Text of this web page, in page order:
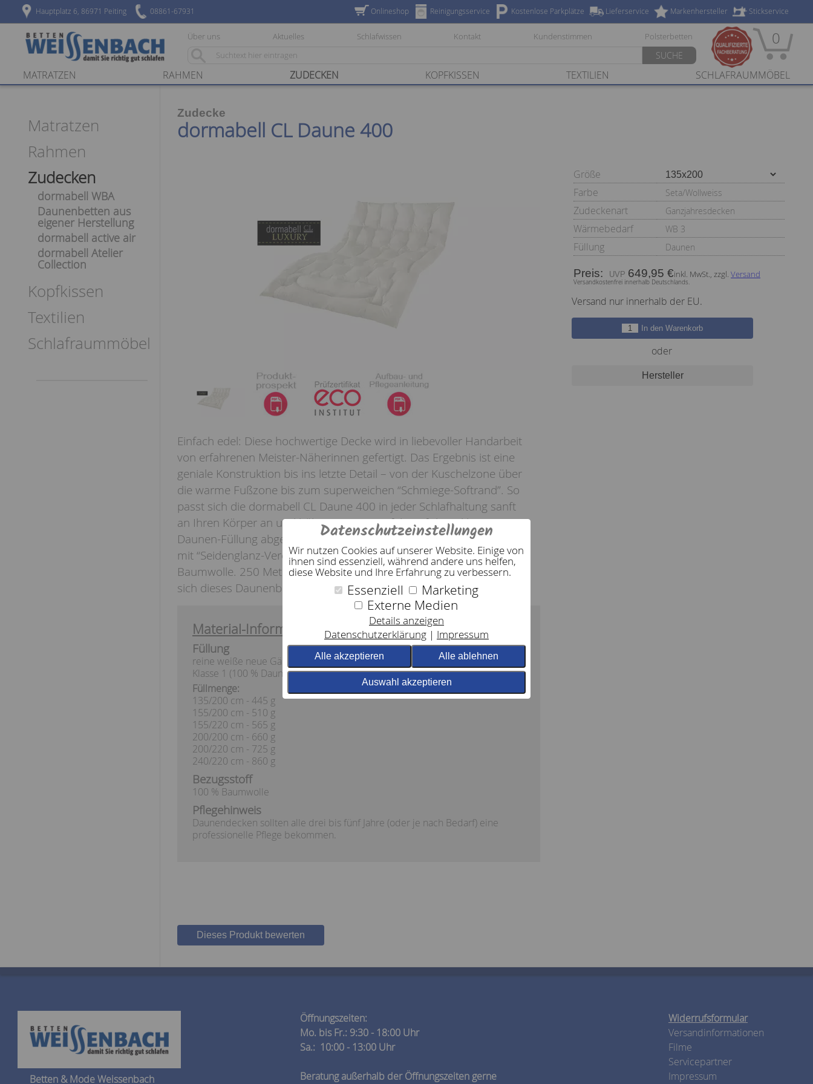
Hauptplatz 6, 86971 Peiting 08861-67931 Stickservice
Markenhersteller
Lieferservice
Kostenlose Parkplätze
Reinigungsservice
Onlineshop
Über uns Aktuelles Schlafwissen Kontakt Kundenstimmen Polsterbetten
SUCHE
0
MATRATZEN RAHMEN ZUDECKEN KOPFKISSEN TEXTILIEN SCHLAFRAUMMÖBEL
Matratzen
Rahmen
Zudecken
dormabell WBA
Daunenbetten aus
eigener Herstellung
dormabell active air
dormabell Atelier
Collection
Kopfkissen
Textilien
Schlafraummöbel
Zudecke
dormabell CL Daune 400
Einfach edel: Diese hochwertige Decke wird in liebevoller Handarbeit
von erfahrenen Meister-Näherinnen gefertigt. Das Ergebnis ist eine
geniale Konstruktion bis ins letzte Detail – von der Kuschelzone über
die warme Fußzone bis zum superweichen “Schmiege-Softrand”. So
passt sich die dormabell CL Daune 400 in jeder Schlafhaltung sanft
an Ihren Körper an und hält Sie warm. Perfekt auf die exklusive
Daunen-Füllung abgestimmt, ist der setafarbene 250er Batist-Bezug
mit “Seidenglanz-Veredelung”: Ein feines Gewebe aus bester
Baumwolle. 250 Meter Faden wiegen nur 1 Gramm. Dadurch fühlt
sich dieses Daunenbett stets federleicht an.
Material-Information:
Füllung
reine weiße neue Gänsedaunen,
Klasse 1 (100 % Daunen)
Füllmenge:
135/200 cm - 445 g
155/200 cm - 510 g
155/220 cm - 565 g
200/200 cm - 660 g
200/220 cm - 725 g
240/220 cm - 860 g
Bezugsstoff
100 % Baumwolle
Pflegehinweis
Daunendecken sollten alle drei bis fünf Jahre (oder je nach Bedarf) eine
professionelle Pflege bekommen.
Größe
Farbe
Seta/Wollweiss
Zudeckenart Ganzjahresdecken
Wärmebedarf WB 3
Füllung Daunen
Preis: 649,95 €inkl. MwSt., zzgl. Versand
Versandkostenfrei innerhalb Deutschlands.
Versand nur innerhalb der EU.
In den Warenkorb
oder
Hersteller
Dieses Produkt bewerten
Datenschutzeinstellungen
Wir nutzen Cookies auf unserer Website. Einige von
ihnen sind essenziell, während andere uns helfen,
diese Website und Ihre Erfahrung zu verbessern.
Essenziell
Marketing
Externe Medien
Details anzeigen
Datenschutzerklärung
Impressum
Alle akzeptieren Alle ablehnen
Auswahl akzeptieren
Betten & Mode Weissenbach
Öffnungszeiten:
Mo. bis Fr.: 9:30 - 18:00 Uhr
Sa.: 10:00 - 13:00 Uhr
Beratung außerhalb der Öffnungszeiten gerne
Widerrufsformular
Versandinformationen
Filme
Servicepartner
Impressum